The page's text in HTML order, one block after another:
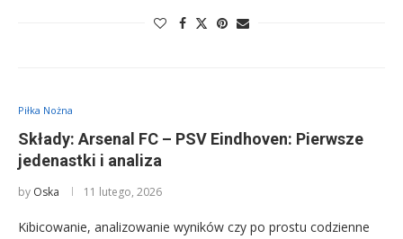
Piłka Nożna
Składy: Arsenal FC – PSV Eindhoven: Pierwsze
jedenastki i analiza
by Oska 11 lutego, 2026
Kibicowanie, analizowanie wyników czy po prostu codzienne